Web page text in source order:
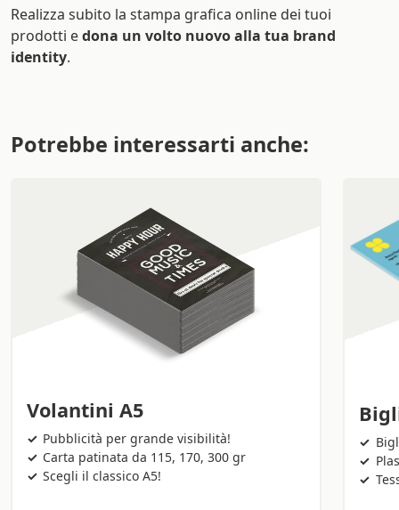
Realizza subito la stampa grafica online dei tuoi
prodotti edona un volto nuovo alla tua brand
identity.
Potrebbe interessarti anche:
Volantini A5
Pubblicità per grande visibilità!
Carta patinata da 115, 170, 300 gr
Scegli il classico A5!